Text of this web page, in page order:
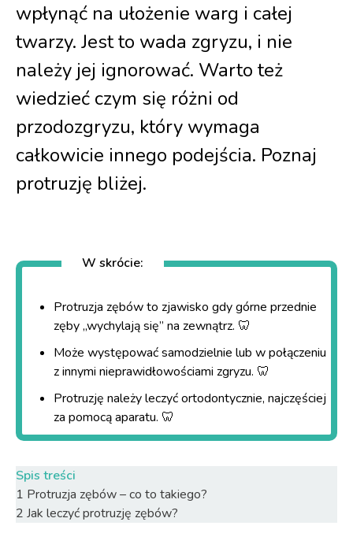
wpłynąć na ułożenie warg i całej
twarzy. Jest to wada zgryzu, i nie
należy jej ignorować. Warto też
wiedzieć czym się różni od
przodozgryzu, który wymaga
całkowicie innego podejścia. Poznaj
protruzję bliżej.
W skrócie:
Protruzja zębów to zjawisko gdy górne przednie
zęby „wychylają się” na zewnątrz. 🦷
Może występować samodzielnie lub w połączeniu
z innymi nieprawidłowościami zgryzu. 🦷
Protruzję należy leczyć ortodontycznie, najczęściej
za pomocą aparatu. 🦷
Spis treści
1 Protruzja zębów – co to takiego?
2 Jak leczyć protruzję zębów?